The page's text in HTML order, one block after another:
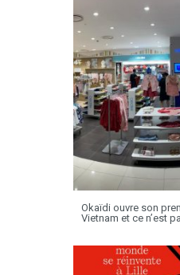
Okaïdi ouvre son
Vietnam et ce n’est